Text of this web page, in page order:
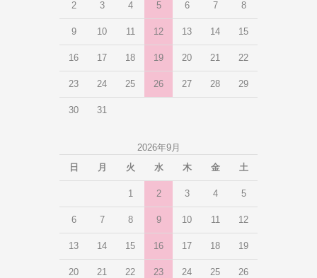
2 3 4 5 6 7 8
9 10 11 12 13 14 15
16 17 18 19 20 21 22
23 24 25 26 27 28 29
30 31
2026年9月
日
月 火 水 木 金 土
1 2 3 4 5
6 7 8 9 10 11 12
13 14 15 16 17 18 19
20 21 22 23 24 25 26